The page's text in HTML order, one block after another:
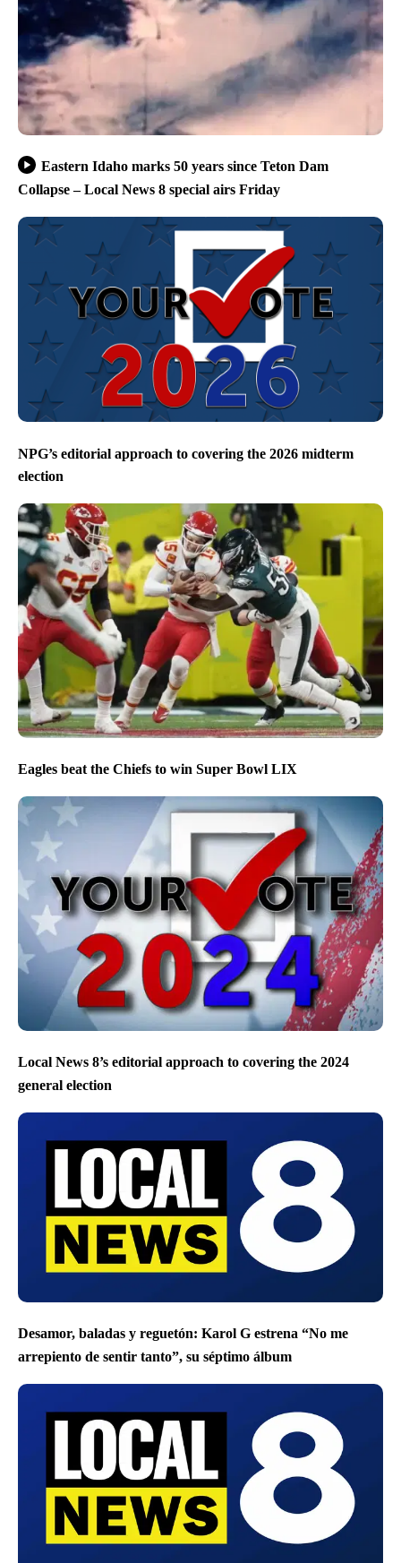
Eastern Idaho marks 50 years since Teton Dam
Collapse – Local News 8 special airs Friday
NPG’s editorial approach to covering the 2026 midterm
election
Eagles beat the Chiefs to win Super Bowl LIX
Local News 8’s editorial approach to covering the 2024
general election
Desamor, baladas y reguetón: Karol G estrena “No me
arrepiento de sentir tanto”, su séptimo álbum